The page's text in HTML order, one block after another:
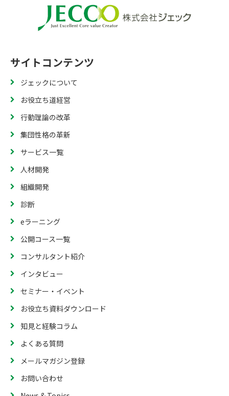
サイトコンテンツ
ジェックについて
お役立ち道経営
行動理論の改革
集団性格の革新
サービス一覧
人材開発
組織開発
診断
eラーニング
公開コース一覧
コンサルタント紹介
インタビュー
セミナー・イベント
お役立ち資料ダウンロード
知見と経験コラム
よくある質問
メールマガジン登録
お問い合わせ